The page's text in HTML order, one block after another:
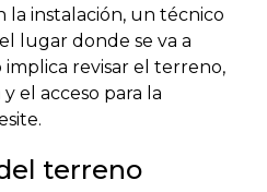
la instalación, un técnico
lugar donde se va a
implica revisar el terreno,
el acceso para la
terreno